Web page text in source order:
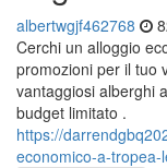
albertwgjf462768
Cerchi un alloggio
promozioni per il tuo
vantaggiosi alberghi
budget limitato .
https://
economico-a-tropea-